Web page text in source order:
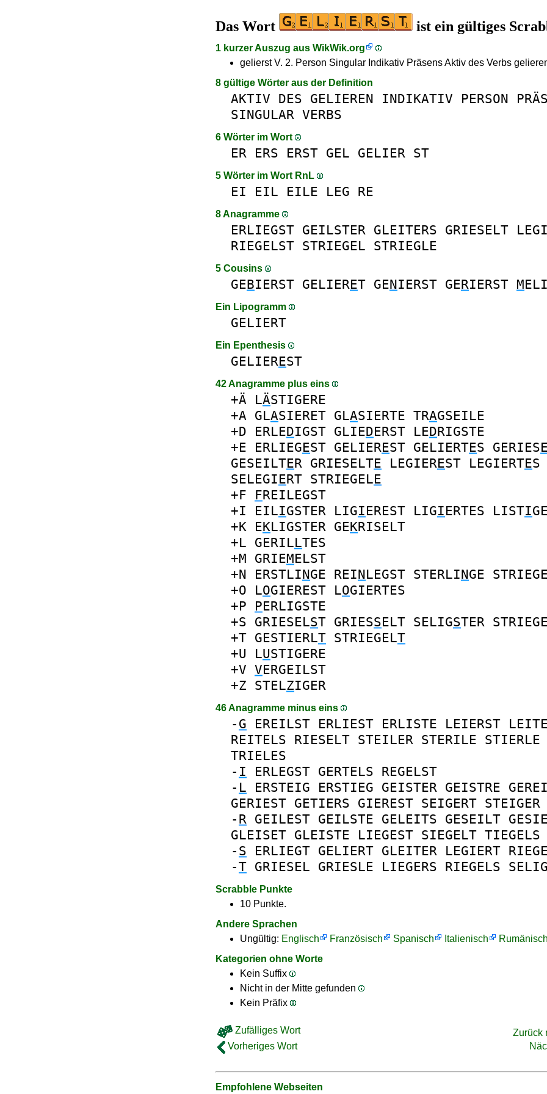
Das Wort ist ein gültiges
1 kurzer Auszug aus WikWik.org
gelierst V. 2. Person Singular Indikativ Präsens Aktiv des Verbs
8 gültige Wörter aus der Definition
AKTIV DES GELIEREN INDIKATIV PERSON
SINGULAR VERBS
6 Wörter im Wort
ER ERS ERST GEL GELIER ST
5 Wörter im Wort RnL
EI EIL EILE LEG RE
8 Anagramme
ERLIEGST GEILSTER GLEITERS GRIESELT
RIEGELST STRIEGEL STRIEGLE
5 Cousins
GEBIERST GELIERET GENIERST GERIERST M
Ein Lipogramm
GELIERT
Ein Epenthesis
GELIEREST
42 Anagramme plus eins
+Ä LÄSTIGERE
+A GLASIERET GLASIERTE TRAGSEILE
+D ERLEDIGST GLIEDERST LEDRIGSTE
+E ERLIEGEST GELIEREST GELIERTES GERIESE
GESEILTER GRIESELTE LEGIEREST LEGIERTES
SELEGIERT STRIEGELE
+F FREILEGST
+I EILIGSTER LIGIEREST LIGIERTES LISTI
+K EKLIGSTER GEKRISELT
+L GERILLTES
+M GRIEMELST
+N ERSTLINGE REINLEGST STERLINGE
+O LOGIEREST LOGIERTES
+P PERLIGSTE
+S GRIESELST GRIESSELT SELIGSTER
+T GESTIERLT STRIEGELT
+U LUSTIGERE
+V VERGEILST
+Z STELZIGER
46 Anagramme minus eins
- G EREILST ERLIEST ERLISTE LEIERST
REITELS RIESELT STEILER STERILE STIERLE
TRIELES
- I ERLEGST GERTELS REGELST
- L ERSTEIG ERSTIEG GEISTER GEISTRE
GERIEST GETIERS GIEREST SEIGERT STEIGER
- R GEILEST GEILSTE GELEITS GESEILT
GLEISET GLEISTE LIEGEST SIEGELT TIEGELS
- S ERLIEGT GELIERT GLEITER LEGIERT
-T GRIESEL GRIESLE LIEGERS RIEGELS
Scrabble Punkte
10 Punkte.
Andere Sprachen
Ungültig: Englisch Französisch Spanisch Italienisch
Rumänisch
Kategorien ohne Worte
Kein Suffix
Nicht in der Mitte gefunden
Kein Präfix
Zufälliges Wort
Zurück
Vorheriges Wort
Empfohlene Webseiten